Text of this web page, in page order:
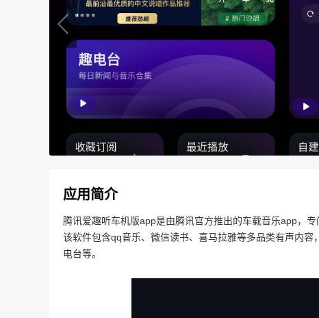
应用简介
腾讯爱趣听车机版app是由腾讯官方推出的车载音乐app，
该软件包含qq音乐、微信读书、喜马拉雅等多品类有声内容
电台等。